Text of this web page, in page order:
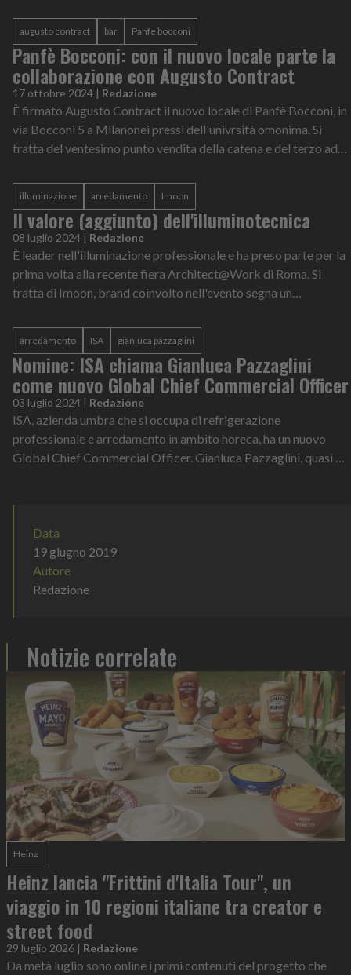
augusto contract bar Panfe bocconi
Panfè Bocconi: con il nuovo locale parte la
collaborazione con Augusto Contract
17 ottobre 2024 | Redazione
È firmato Augusto Contract il nuovo locale di Panfè Bocconi, in
via Bocconi 5 a Milanonei pressi dell'univrsità omonima. Si
tratta del ventesimo punto vendita della catena e del terzo ad
illuminazione arredamento Imoon
Il valore (aggiunto) dell'illuminotecnica
08 luglio 2024 | Redazione
È leader nell'illuminazione professionale e ha preso parte per la
prima volta alla recente fiera Architect@Work di Roma. Si
tratta di Imoon, brand coinvolto nell'evento segna un
arredamento ISA gianluca pazzaglini
Nomine: ISA chiama Gianluca Pazzaglini
come nuovo Global Chief Commercial Officer
03 luglio 2024 | Redazione
ISA, azienda umbra che si occupa di refrigerazione
professionale e arredamento in ambito horeca, ha un nuovo
Global Chief Commercial Officer. Gianluca Pazzaglini, quasi 30
Data
19 giugno 2019
Autore
Redazione
Notizie correlate
Heinz
Heinz lancia "Frittini d'Italia Tour", un
viaggio in 10 regioni italiane tra creator e
street food
29 luglio 2026 | Redazione
Da metà luglio sono online i primi contenuti del progetto che